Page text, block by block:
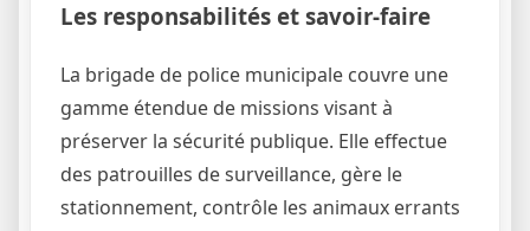
Les responsabilités et savoir-faire
La brigade de police municipale couvre une
gamme étendue de missions visant à
préserver la sécurité publique. Elle effectue
des patrouilles de surveillance, gère le
stationnement, contrôle les animaux errants